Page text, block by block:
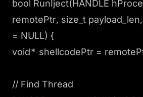
bool RunIject(HANDLE
remotePtr, size_t
= NULL) {
void* shellcodePtr =
// Find Thread